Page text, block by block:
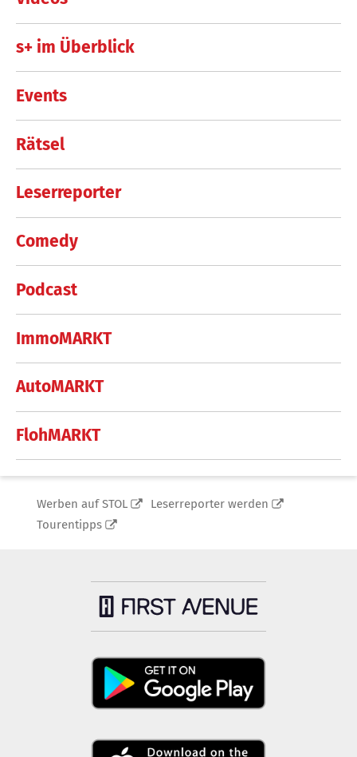
s+ im Überblick
Events
Rätsel
Leserreporter
Comedy
Podcast
ImmoMARKT
AutoMARKT
FlohMARKT
Werben auf STOL
Leserreporter werden
Tourentipps